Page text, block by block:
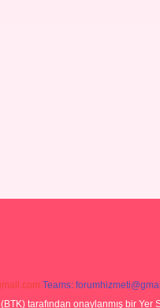
Teams:
tarafından onaylanmış bir